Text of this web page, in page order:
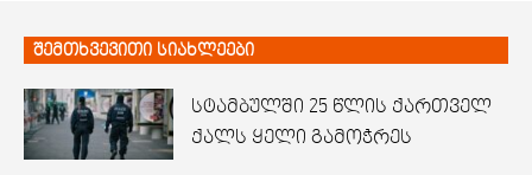
შემთხვევითი სიახლეები
სტამბულში 25 წლის ქართველ
ქალს ყელი გამოჭრეს